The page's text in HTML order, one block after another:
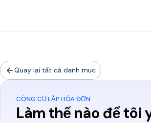
Quay lại tất cả danh mục
CÔNG CỤ LẬP HÓA ĐƠN
Làm thế nào để tôi